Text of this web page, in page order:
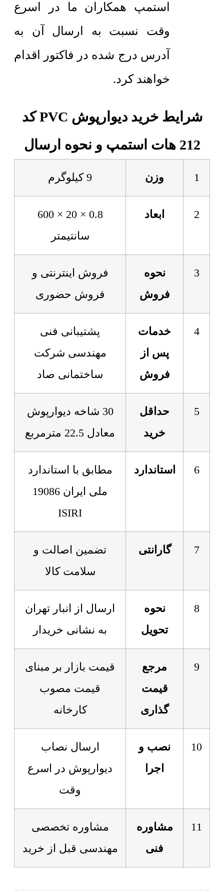
استمپ همکاران ما در اسرع
وقت نسبت به ارسال آن به
آدرس درج شده در فاکتور اقدام
خواهند کرد.
شرایط خرید دیوارپوش PVC کد
212 هات استمپ و نحوه ارسال
1 وزن 9 کیلوگرم
2 ابعاد
0.8 × 20 × 600
سانتیمتر
3
نحوه
فروش
فروش اینترنتی و
فروش حضوری
4
خدمات
پس از
فروش
پشتیبانی فنی
مهندسی شرکت
ساختمانی صاد
5
حداقل
خرید
30 شاخه دیوارپوش
معادل 22.5 مترمربع
6 استاندارد
مطابق با استاندارد
ملی ایران 19086
ISIRI
7 گارانتی
تضمین اصالت و
سلامت کالا
8
نحوه
تحویل
ارسال از انبار تهران
به نشانی خریدار
9
مرجع
قیمت
گذاری
قیمت بازار بر مبنای
قیمت مصوب
کارخانه
10
نصب و
اجرا
ارسال نصاب
دیوارپوش در اسرع
وقت
11
مشاوره
فنی
مشاوره تخصصی
مهندسی قبل از خرید